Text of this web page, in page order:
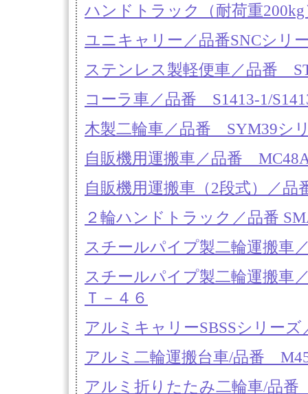
ハンドトラック（耐荷重
ユニキャリー／品番SNCシ
ステンレス製軽便車／品番
コーラ車／品番 S1413-1/
木製二輪車／品番 SYM39シ
自販機用運搬車／品番
自販機用運搬車（2段式）／
２輪ハンドトラック／品番
スチールパイプ製二輪運搬車
スチールパイプ製二輪運搬車
Ｔ－４６
アルミキャリーSBSSシリー
アルミ二輪運搬台車/品番
アルミ折りたたみ二輪車/品